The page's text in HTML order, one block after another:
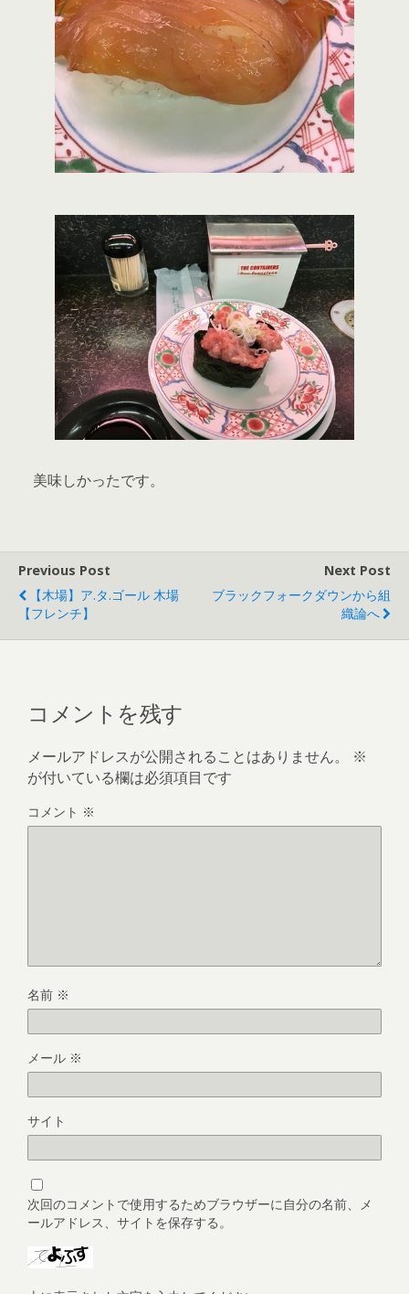
美味しかったです。
Previous Post
【木場】ア.タ.ゴール 木場
【フレンチ】
Next Post
ブラックフォークダウンから組
織論へ
コメントを残す
メールアドレスが公開されることはありません。
※
が付いている欄は必須項目です
コメント ※
名前 ※
メール ※
サイト
次回のコメントで使用するためブラウザーに自分の名前、メ
ールアドレス、サイトを保存する。